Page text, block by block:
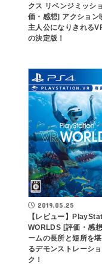
クス リベンジミッシ
価・感想] アクション
主人公になりきれる
の決定版！
2019.05.25
【レビュー】
WORLDS [評価・感
ームの長所と短所を
るデモンストレーシ
ク！